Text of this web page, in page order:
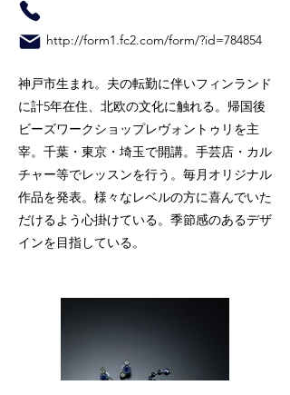
http://form1.fc2.com/form/?id=784854
神戸市生まれ。夫の転勤に伴いフィンランド
に計5年在住、北欧の文化に触れる。帰国後
ビーズワークショップレヴォントゥリを主
宰。千葉・東京・埼玉で開講。手芸店・カル
チャー等でレッスンを行う。毎月オリジナル
作品を発表。様々なレベルの方に喜んでいた
だけるよう心掛けている。季節感のあるデザ
インを目指している。